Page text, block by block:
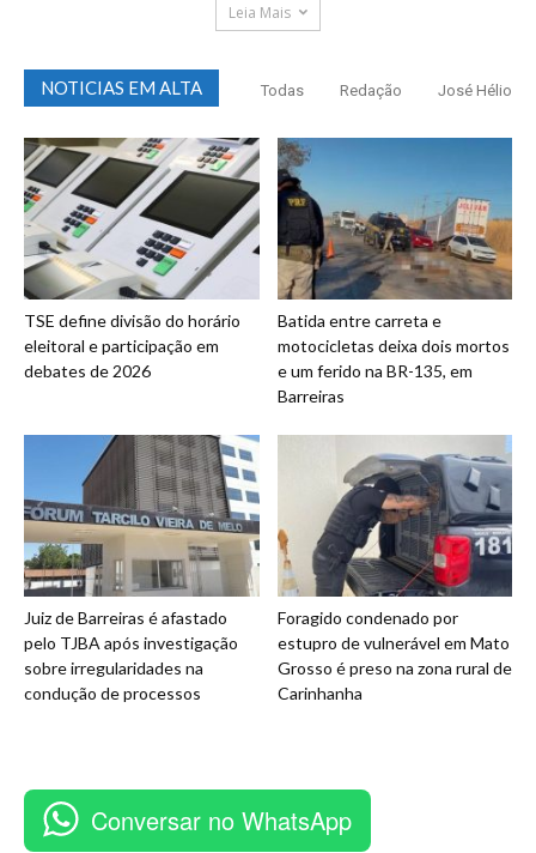
Leia Mais
NOTICIAS EM ALTA Todas Redação José Hélio
TSE define divisão do horário
eleitoral e participação em
debates de 2026
Batida entre carreta e
motocicletas deixa dois mortos
e um ferido na BR-135, em
Barreiras
Juiz de Barreiras é afastado
pelo TJBA após investigação
sobre irregularidades na
condução de processos
Foragido condenado por
estupro de vulnerável em Mato
Grosso é preso na zona rural de
Carinhanha
Conversar no WhatsApp